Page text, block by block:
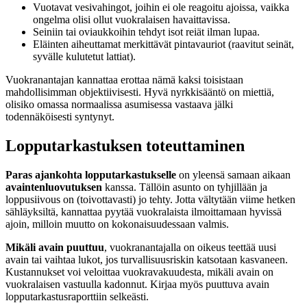
Vuotavat vesivahingot, joihin ei ole reagoitu ajoissa, vaikka
ongelma olisi ollut vuokralaisen havaittavissa.
Seiniin tai oviaukkoihin tehdyt isot reiät ilman lupaa.
Eläinten aiheuttamat merkittävät pintavauriot (raavitut seinät,
syvälle kulutetut lattiat).
Vuokranantajan kannattaa erottaa nämä kaksi toisistaan
mahdollisimman objektiivisesti. Hyvä nyrkkisääntö on miettiä,
olisiko omassa normaalissa asumisessa vastaava jälki
todennäköisesti syntynyt.
Lopputarkastuksen toteuttaminen
Paras ajankohta lopputarkastukselle on yleensä samaan aikaan
avaintenluovutuksen kanssa. Tällöin asunto on tyhjillään ja
loppusiivous on (toivottavasti) jo tehty. Jotta vältytään viime hetken
sähläyksiltä, kannattaa pyytää vuokralaista ilmoittamaan hyvissä
ajoin, milloin muutto on kokonaisuudessaan valmis.
Mikäli avain puuttuu, vuokranantajalla on oikeus teettää uusi
avain tai vaihtaa lukot, jos turvallisuusriskin katsotaan kasvaneen.
Kustannukset voi veloittaa vuokravakuudesta, mikäli avain on
vuokralaisen vastuulla kadonnut. Kirjaa myös puuttuva avain
lopputarkastusraporttiin selkeästi.